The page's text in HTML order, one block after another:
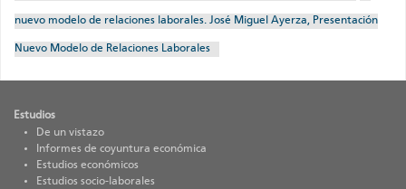
nuevo modelo de relaciones laborales. José Miguel Ayerza, Presentación
Nuevo Modelo de Relaciones Laborales
Estudios
De un vistazo
Informes de coyuntura económica
Estudios económicos
Estudios socio-laborales